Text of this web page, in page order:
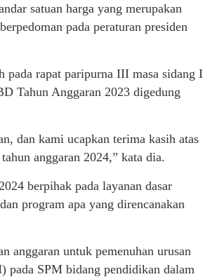
satuan harga yang merupakan
pada peraturan presiden
rapat paripurna III masa sidang I
Tahun Anggaran 2023 digedung
dan kami ucapkan terima kasih atas
anggaran 2024,” kata dia.
berpihak pada layanan dasar
program apa yang direncanakan
anggaran untuk pemenuhan urusan
pada SPM bidang pendidikan dalam